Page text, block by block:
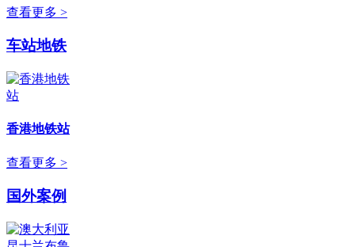
查看更多 >
车站地铁
香港地铁站
查看更多 >
国外案例